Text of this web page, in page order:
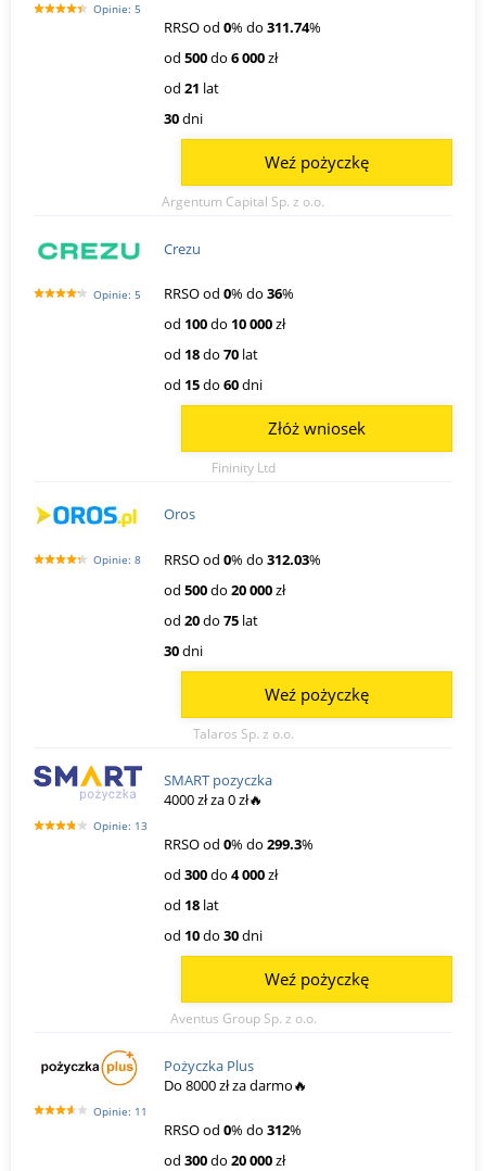
Opinie: 5
RRSO od 0% do 311.74%
od 500do 6 000zł
od 21 lat
30dni
Argentum Capital Sp. z o.o.
Weź pożyczkę
Opinie: 5
Crezu
RRSO od 0% do 36%
od 100do 10 000zł
od 18do 70 lat
od 15do 60dni
Fininity Ltd
Złóż wniosek
Opinie: 8
Oros
RRSO od 0% do 312.03%
od 500do 20 000zł
od 20do 75 lat
30dni
Talaros Sp. z o.o.
Weź pożyczkę
Opinie: 13
SMART pozyczka
4000 zł za 0 zł🔥
RRSO od 0% do 299.3%
od 300do 4 000zł
od 18 lat
od 10do 30dni
Aventus Group Sp. z o.o.
Weź pożyczkę
Opinie: 11
Pożyczka Plus
Do 8000 zł za darmo🔥
RRSO od 0% do 312%
od 300do 20 000zł